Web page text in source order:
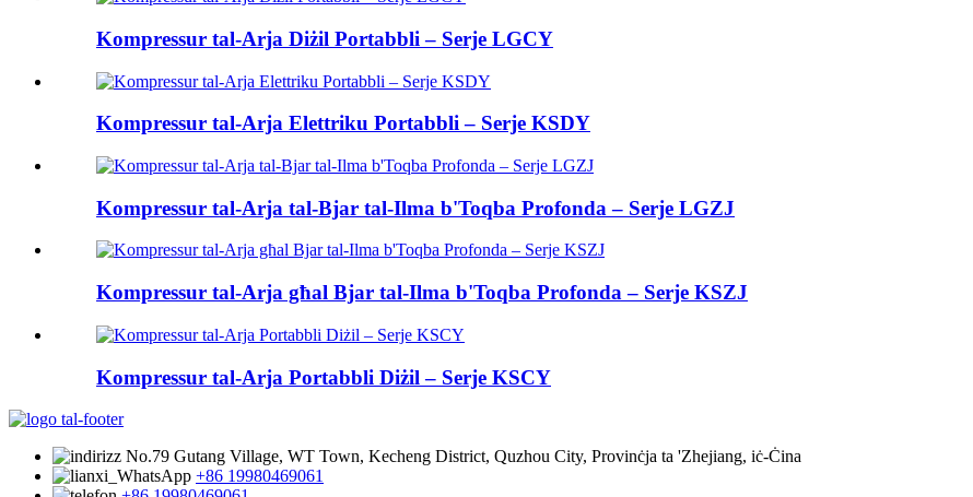
Kompressur tal-Arja Diżil Portabbli – Serje LGCY
Kompressur tal-Arja Elettriku Portabbli – Serje KSDY
Kompressur tal-Arja tal-Bjar tal-Ilma b'Toqba Profonda – Serje LGZJ
Kompressur tal-Arja għal Bjar tal-Ilma b'Toqba Profonda – Serje KSZJ
Kompressur tal-Arja Portabbli Diżil – Serje KSCY
No.79 Gutang Village, WT Town, Kecheng District, Quzhou City, Provinċja ta 'Zhejiang, iċ-Ċina
+86 19980469061